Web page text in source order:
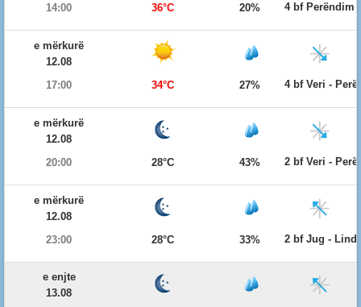
14:00
36°C 20% 4 bf Perëndim
e mërkurë
12.08
17:00
34°C 27% 4 bf Veri -
e mërkurë
12.08
20:00
28°C 43% 2 bf Veri -
e mërkurë
12.08
23:00
28°C 33% 2 bf Jug -
e enjte
13.08